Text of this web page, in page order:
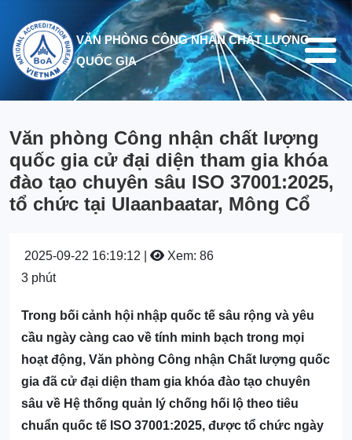
Nhảy đến nội dung
VĂN PHÒNG CÔNG NHẬN CHẤT LƯỢNG
QUỐC GIA
Văn phòng Công nhận chất lượng
quốc gia cử đại diện tham gia khóa
đào tạo chuyên sâu ISO 37001:2025,
tổ chức tại Ulaanbaatar, Mông Cổ
2025-09-22 16:19:12 |
Xem: 86
3 phút
Trong bối cảnh hội nhập quốc tế sâu rộng và yêu
cầu ngày càng cao về tính minh bạch trong mọi
hoạt động, Văn phòng Công nhận Chất lượng quốc
gia đã cử đại diện tham gia khóa đào tạo chuyên
sâu về Hệ thống quản lý chống hối lộ theo tiêu
chuẩn quốc tế ISO 37001:2025, được tổ chức ngày